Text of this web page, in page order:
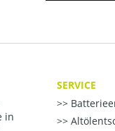
in
SERVICE